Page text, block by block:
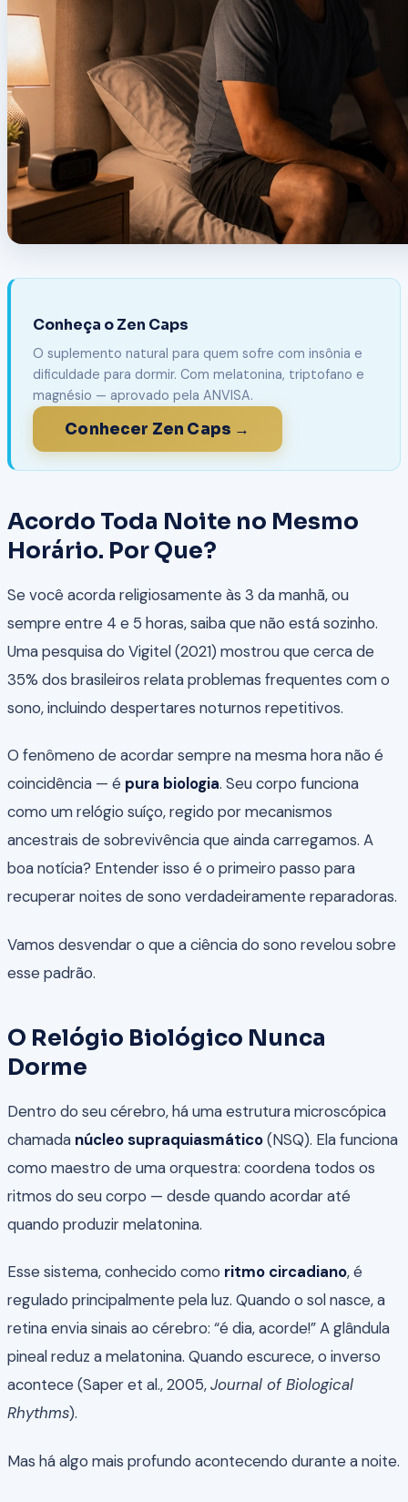
Conheça o Zen Caps
O suplemento natural para quem sofre com insônia e
dificuldade para dormir. Com melatonina, triptofano e
magnésio — aprovado pela ANVISA.
Conhecer Zen Caps →
Acordo Toda Noite no Mesmo
Horário. Por Que?
Se você acorda religiosamente às 3 da manhã, ou
sempre entre 4 e 5 horas, saiba que não está sozinho.
Uma pesquisa do Vigitel (2021) mostrou que cerca de
35% dos brasileiros relata problemas frequentes com o
sono, incluindo despertares noturnos repetitivos.
O fenômeno de acordar sempre na mesma hora não é
coincidência — é pura biologia. Seu corpo funciona
como um relógio suíço, regido por mecanismos
ancestrais de sobrevivência que ainda carregamos. A
boa notícia? Entender isso é o primeiro passo para
recuperar noites de sono verdadeiramente reparadoras.
Vamos desvendar o que a ciência do sono revelou sobre
esse padrão.
O Relógio Biológico Nunca
Dorme
Dentro do seu cérebro, há uma estrutura microscópica
chamada núcleo supraquiasmático(NSQ). Ela funciona
como maestro de uma orquestra: coordena todos os
ritmos do seu corpo — desde quando acordar até
quando produzir melatonina.
Esse sistema, conhecido como ritmo circadiano, é
regulado principalmente pela luz. Quando o sol nasce, a
retina envia sinais ao cérebro: “é dia, acorde!” A glândula
pineal reduz a melatonina. Quando escurece, o inverso
acontece (Saper et al., 2005,Journal of Biological
Rhythms).
Mas há algo mais profundo acontecendo durante a noite.